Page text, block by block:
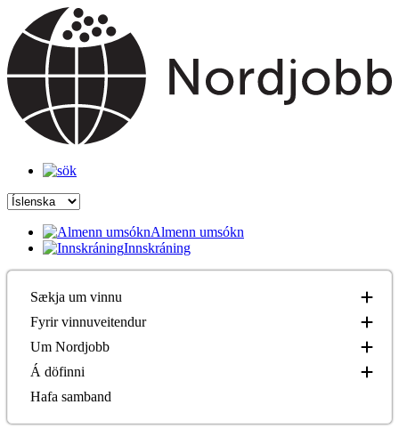
Almenn umsókn
Innskráning
Sækja um vinnu
Fyrir vinnuveitendur
Um Nordjobb
Á döfinni
Hafa samband